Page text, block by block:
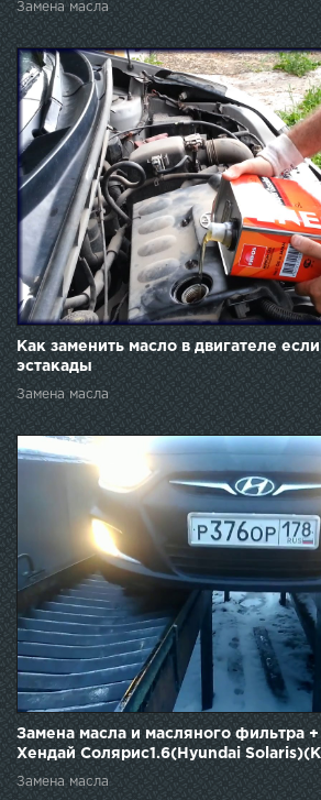
Замена масла
Как заменить масло в двигателе
эстакады
Замена масла
Замена масла и масляного фильтра
Хендай Солярис1.6(Hyundai
Замена масла